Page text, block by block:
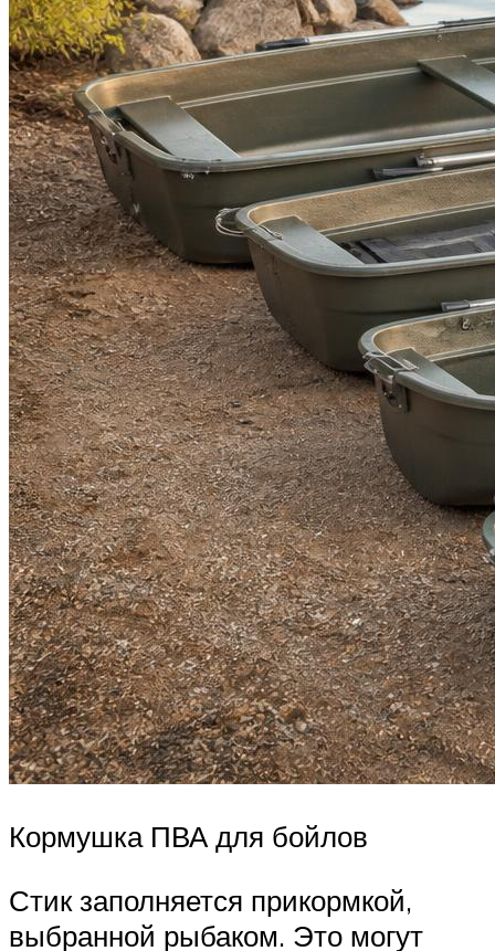
Кормушка ПВА для бойлов
Стик заполняется прикормкой,
выбранной рыбаком. Это могут